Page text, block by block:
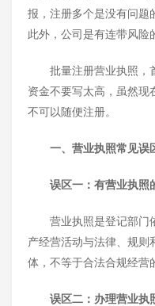
报，注册多个是没有问题
此外，公司是有连带风险
批量注册营业执照，
资金不要写太高，虽然现
不可以随便注册。
一、营业执照常见误
误区一：有营业执照
营业执照是登记部门
产经营活动与法律、规则
体 ，不等于合法合规经营
误区二：办理营业执